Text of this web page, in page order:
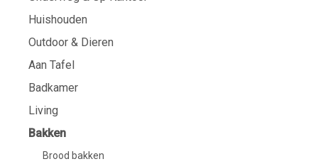
Huishouden
Outdoor & Dieren
Aan Tafel
Badkamer
Living
Bakken
Brood bakken